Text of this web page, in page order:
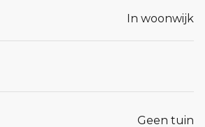
In woonwijk
Geen tuin